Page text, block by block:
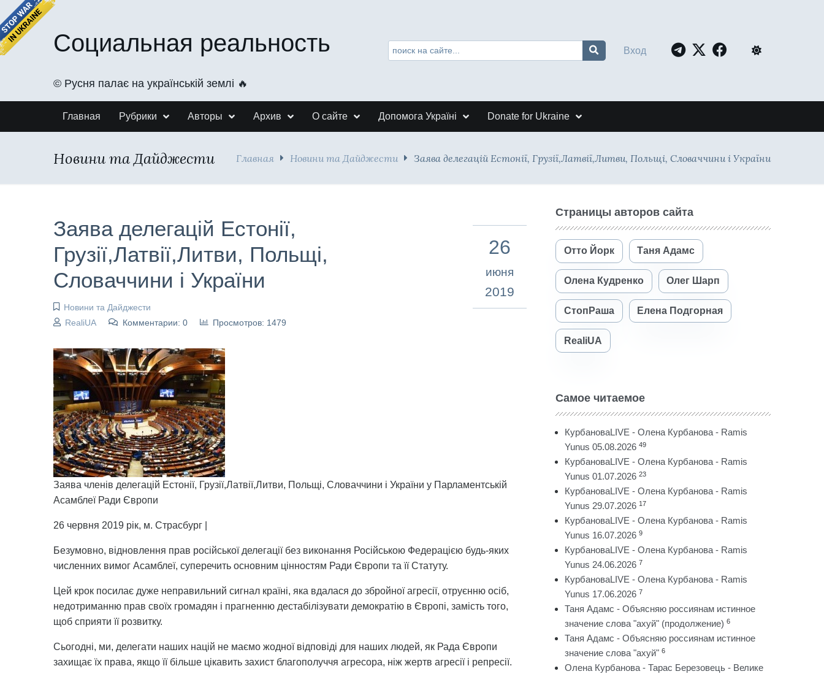
Социальная реальность
©️ Русня палає на українській землі 🔥
Вход
Главная Рубрики Авторы Архив О сайте Допомога Україні Donate for Ukraine
Новини та Дайджести Главная Новини та Дайджести Заява делегацій Естонії, Грузії,Латвії,Литви, Польщі, Словаччини і України
Заява делегацій Естонії,
Грузії,Латвії,Литви, Польщі,
Словаччини і України
Новини та Дайджести
RealiUA
Комментарии: 0 Просмотров: 1479
26
июня
2019
Заява членів делегацій Естонії, Грузії,Латвії,Литви, Польщі, Словаччини і України у Парламентській
Асамблеї Ради Європи
26 червня 2019 рік, м. Страсбург |
Безумовно, відновлення прав російської делегації без виконання Російською Федерацією будь-яких
численних вимог Асамблеї, суперечить основним цінностям Ради Європи та її Статуту.
Цей крок посилає дуже неправильний сигнал країні, яка вдалася до збройної агресії, отруєнню осіб,
недотриманню прав своїх громадян і прагненню дестабілізувати демократію в Європі, замість того,
щоб сприяти її розвитку.
Сьогодні, ми, делегати наших націй не маємо жодної відповіді для наших людей, як Рада Європи
захищає їх права, якщо її більше цікавить захист благополуччя агресора, ніж жертв агресії і репресії.
Страницы авторов сайта
Отто Йорк Таня Адамс
Олена Кудренко Олег Шарп
СтопРаша Елена Подгорная
RealiUA
Самое читаемое
КурбановаLIVE - Олена Курбанова - Ramis
Yunus 05.08.2026 49
КурбановаLIVE - Олена Курбанова - Ramis
Yunus 01.07.2026 23
КурбановаLIVE - Олена Курбанова - Ramis
Yunus 29.07.2026 17
КурбановаLIVE - Олена Курбанова - Ramis
Yunus 16.07.2026 9
КурбановаLIVE - Олена Курбанова - Ramis
Yunus 24.06.2026 7
КурбановаLIVE - Олена Курбанова - Ramis
Yunus 17.06.2026 7
Таня Адамс - Объясняю россиянам истинное
значение слова "ахуй" (продолжение) 6
Таня Адамс - Объясняю россиянам истинное
значение слова "ахуй" 6
Олена Курбанова - Тарас Березовець - Велике